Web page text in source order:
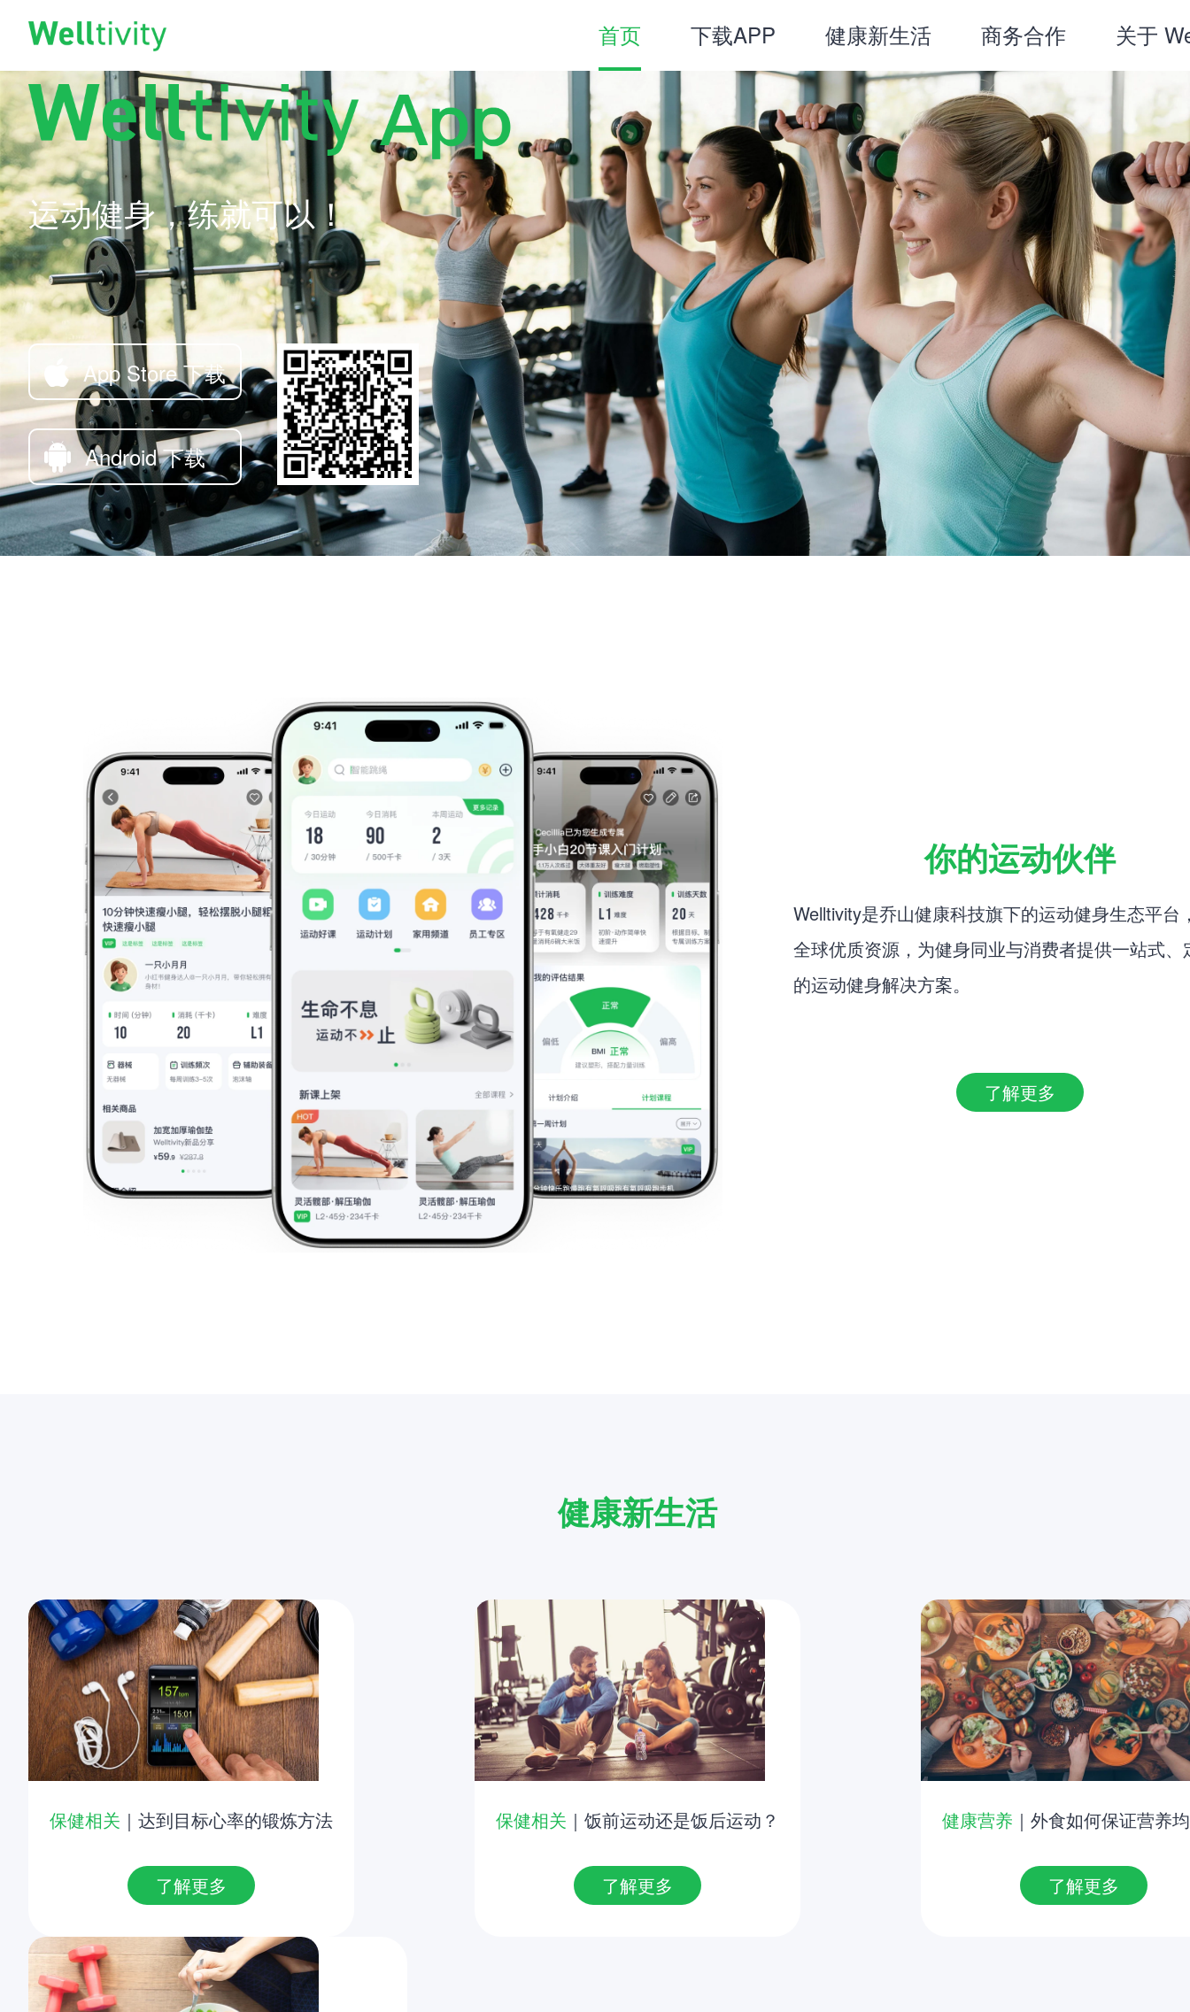
首页 下载APP 健康新生活 商务合作 关于
运动健身，练就可以！
App Store 下载
Android 下载
你的运动伙伴
Welltivity是乔山健康科技旗下的运动健身生态平台
全球优质资源，为健身同业与消费者提供一站式、
的运动健身解决方案。
了解更多
健康新生活
保健相关 ｜达到目标心率的锻炼方法
了解更多
保健相关 ｜饭前运动还是饭后运动？
了解更多
健康营养 ｜外食如何保证营养
了解更多